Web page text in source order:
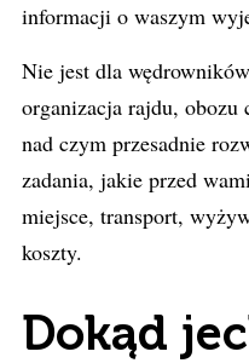
informacji o waszym
Nie jest dla
organizacja rajdu,
nad czym przesadnie
zadania, jakie przed
miejsce, transport,
koszty.
Dokąd